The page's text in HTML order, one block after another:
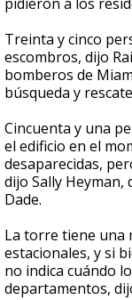
Treinta y cinco
escombros, dijo
bomberos de
búsqueda y
Cincuenta y una
el edificio en el
desaparecidas,
dijo Sally Heyman,
Dade.
La torre tiene una
estacionales, y si
no indica cuándo
departamentos,